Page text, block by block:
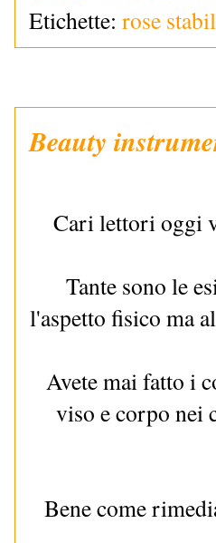
Etichette: rose
Beauty
Cari lettori oggi
Tante sono le
l'aspetto fisico ma
Avete mai fatto i
viso e corpo nei
Bene come